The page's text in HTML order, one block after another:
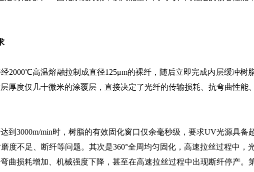
高温熔融拉制成直径125μm的裸纤，随后立即完成内层缓冲树
厚度仅几十微米的涂覆层，直接决定了光纤的传输损耗、抗弯曲性
3000m/min时，树脂的有效固化窗口仅余毫秒级，要求UV光源具备
度不足、断纤等问题。其次是360°全周均匀固化，高速拉丝过程中
曲损耗增加、机械强度下降，甚至在高速拉丝过程中出现断纤停产。